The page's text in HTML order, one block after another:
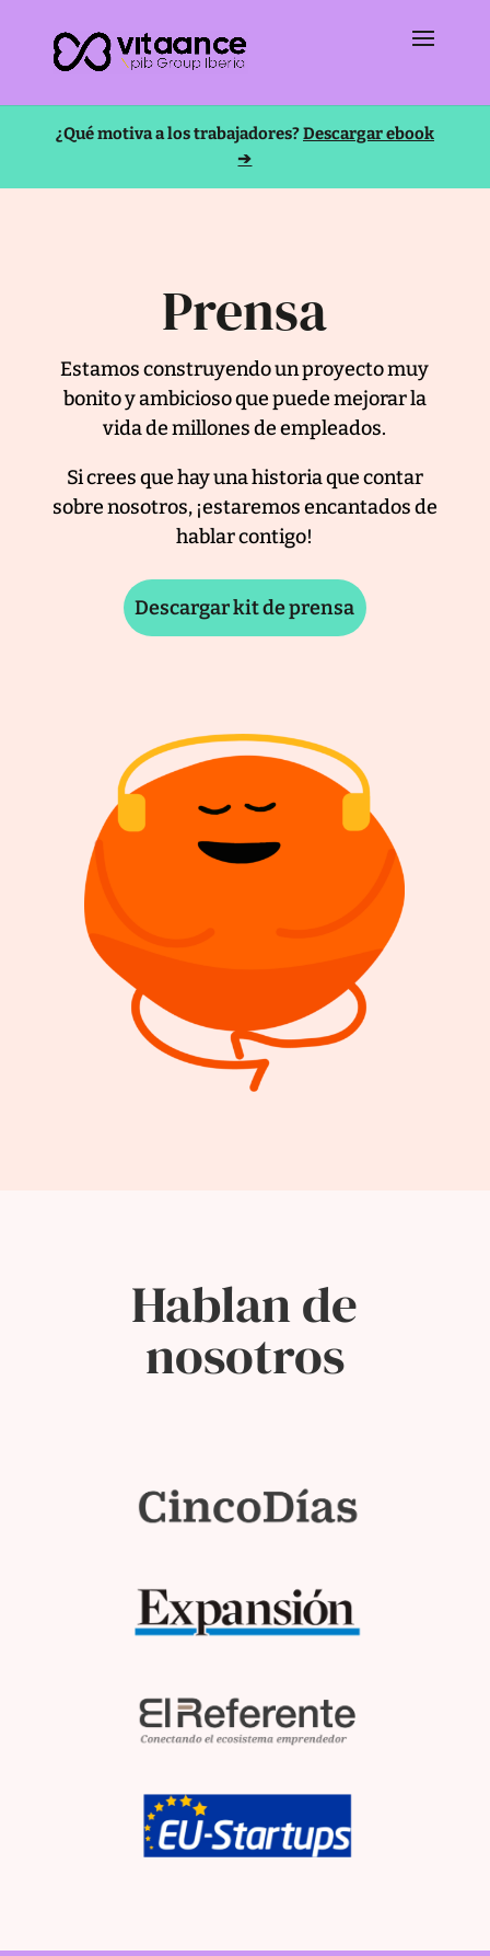
¿Qué motiva a los trabajadores?Descargar ebook
➔
Prensa
Estamos construyendo un proyecto muy
bonito y ambicioso que puede mejorar la
vida de millones de empleados.
Si crees que hay una historia que contar
sobre nosotros, ¡estaremos encantados de
hablar contigo!
Descargar kit de prensa
Hablan de
nosotros